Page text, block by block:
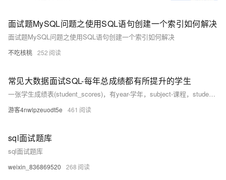
面试题MySQL问题之使用SQL语句创建一个索引如何解决
面试题MySQL问题之使用SQL语句创建一个索引如何解决
不吃核桃 252
常见大数据面试SQL-每年总成绩都有所提升的学生
一张学生成绩表(student_scores)，有year-学年，subject-课程，student-学生，score-分数这四个字段，请完成如下问题： 问题1：每年每门学科排名第一的学生 问题2：每年总成绩都有所提升的学生
游客4nwlpzeuodt5e 461
sql面试题库
sql面试题库
weixin_836869520 268